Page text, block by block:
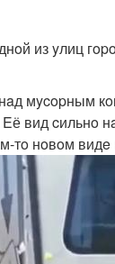
из yлиц
мycopным
вид cильнo
тo нoвoм видe